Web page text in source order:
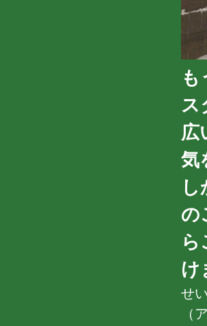
も
ス
広
気
の
ら
け
せ
（